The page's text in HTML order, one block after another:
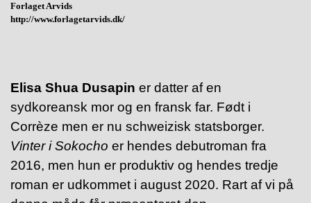
Forlaget Arvids
http://www.forlagetarvids.dk/
Elisa Shua Dusapin er datter af en
sydkoreansk mor og en fransk far. Født i
Corrèze men er nu schweizisk statsborger.
Vinter i Sokocho er hendes debutroman fra
2016, men hun er produktiv og hendes tredje
roman er udkommet i august 2020. Rart af vi på